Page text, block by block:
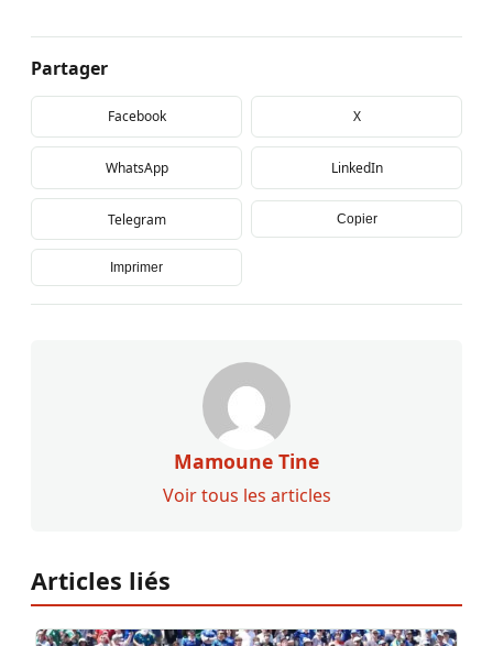
Partager
Facebook X
WhatsApp LinkedIn
Telegram Copier
Imprimer
Mamoune Tine
Voir tous les articles
Articles liés